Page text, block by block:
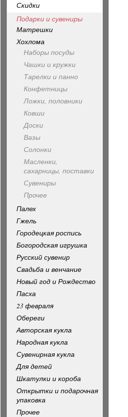
Скидки
Подарки и сувениры
Матрешки
Хохлома
Наборы посуды
Чашки и кружки
Тарелки и панно
Конфетницы
Ложки, половники
Ковши
Доски
Вазы
Солонки
Масленки,
сахарницы, поставки
Сувениры
Прочее
Палех
Гжель
Городецкая роспись
Богородская игрушка
Русский сувенир
Свадьба и венчание
Новый год и Рождество
Пасха
23 февраля
Обереги
Авторская кукла
Народная кукла
Сувенирная кукла
Для детей
Шкатулки и короба
Открытки и подарочная
упаковка
Прочее